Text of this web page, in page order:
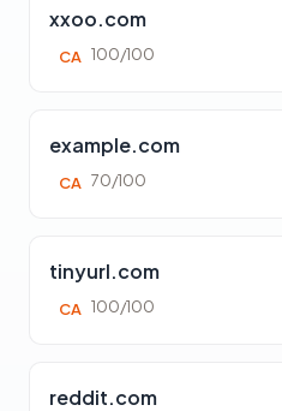
xxoo.com
CA 100/100
example.com
CA 70/100
tinyurl.com
CA 100/100
reddit.com